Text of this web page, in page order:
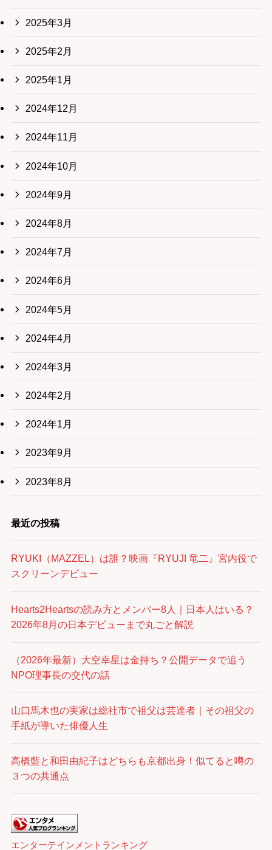
2025年3月
2025年2月
2025年1月
2024年12月
2024年11月
2024年10月
2024年9月
2024年8月
2024年7月
2024年6月
2024年5月
2024年4月
2024年3月
2024年2月
2024年1月
2023年9月
2023年8月
最近の投稿
RYUKI（MAZZEL）は誰？映画『RYUJI 竜二』宮内役で
スクリーンデビュー
Hearts2Heartsの読み方とメンバー8人｜日本人はいる？
2026年8月の日本デビューまで丸ごと解説
（2026年最新）大空幸星は金持ち？公開データで追う
NPO理事長の交代の話
山口馬木也の実家は総社市で祖父は芸達者｜その祖父の
手紙が導いた俳優人生
高橋藍と和田由紀子はどちらも京都出身！似てると噂の
３つの共通点
エンターテインメントランキング